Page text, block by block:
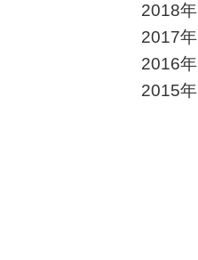
2018年
2017年
2016年
2015年